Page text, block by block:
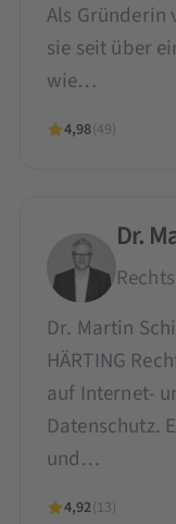
Als
sie seit über
wie…
4,98(49)
Dr.
Dr. Martin
HÄRTING
auf Internet-
Datenschutz.
und…
4,92(13)